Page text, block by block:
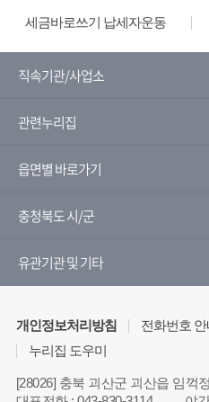
세금바로쓰기 납세자운동
직속기관/사업소
관련누리집
읍면별 바로가기
충청북도 시/군
유관기관 및 기타
개인정보처리방침 전화번호 안
누리집 도우미
[28026] 충북 괴산군 괴산읍 임꺽